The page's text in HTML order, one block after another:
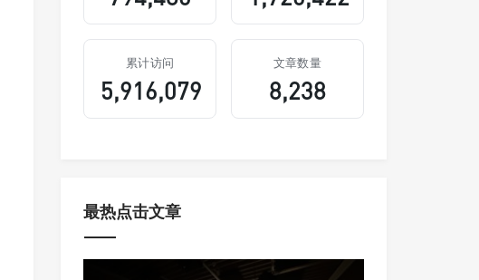
累计访问
5,916,079
文章数量
8,238
最热点击文章